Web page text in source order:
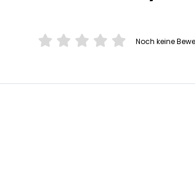
Noch keine